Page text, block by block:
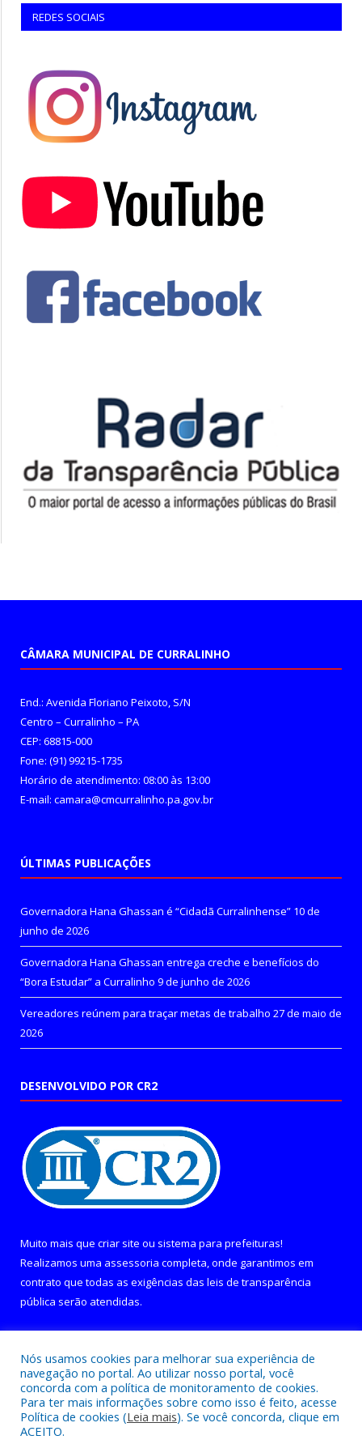
REDES SOCIAIS
CÂMARA MUNICIPAL DE CURRALINHO
End.: Avenida Floriano Peixoto, S/N
Centro – Curralinho – PA
CEP: 68815-000
Fone: (91) 99215-1735
Horário de atendimento: 08:00 às 13:00
E-mail: camara@cmcurralinho.pa.gov.br
ÚLTIMAS PUBLICAÇÕES
Governadora Hana Ghassan é “Cidadã Curralinhense” 10 de
junho de 2026
Governadora Hana Ghassan entrega creche e benefícios do
“Bora Estudar” a Curralinho 9 de junho de 2026
Vereadores reúnem para traçar metas de trabalho 27 de maio de
2026
DESENVOLVIDO POR CR2
Muito mais que criar site ou sistema para prefeituras!
Realizamos uma assessoria completa, onde garantimos em
contrato que todas as exigências das leis de transparência
pública serão atendidas.
Todos os direitos reservados a Câmara Municipal de Curralinho.
Nós usamos cookies para melhorar sua experiência de
navegação no portal. Ao utilizar nosso portal, você
concorda com a política de monitoramento de cookies.
Para ter mais informações sobre como isso é feito, acesse
Política de cookies (Leia mais). Se você concorda, clique em
ACEITO.